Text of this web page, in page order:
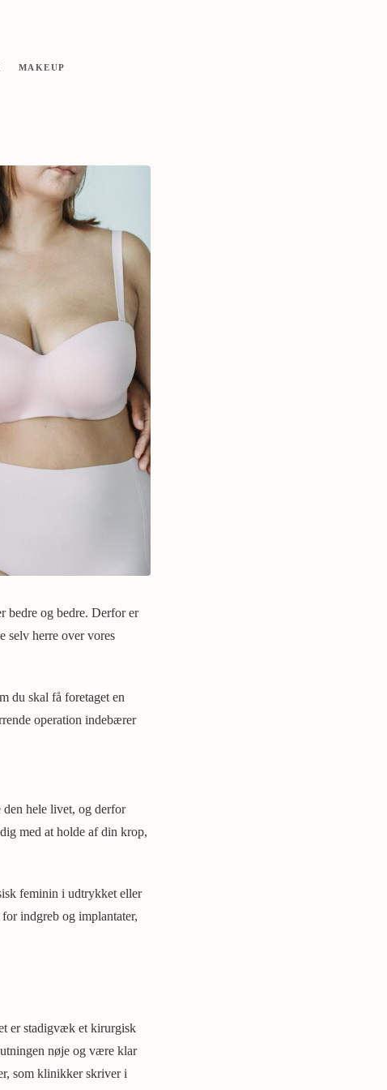
MAKEUP
bedre og bedre. Derfor er
selv herre over vores
du skal få foretaget en
operation indebærer
hele livet, og derfor
med at holde af din krop,
feminin i udtrykket eller
indgreb og implantater,
er stadigvæk et kirurgisk
nøje og være klar
som klinikker skriver i